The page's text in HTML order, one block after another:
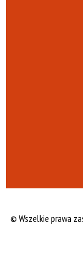
© Wszelkie prawa